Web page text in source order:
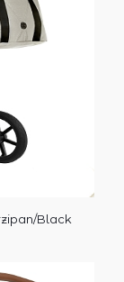
Black